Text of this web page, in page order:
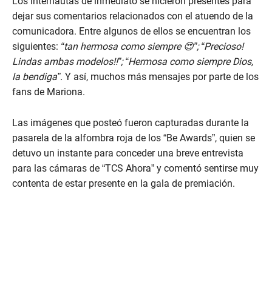
dejar sus comentarios relacionados con el atuendo de la
comunicadora. Entre algunos de ellos se encuentran los
siguientes: “tan hermosa como siempre 😍”; “Precioso!
Lindas ambas modelos!!”; “Hermosa como siempre Dios,
la bendiga”. Y así, muchos más mensajes por parte de los
fans de Mariona.
Las imágenes que posteó fueron capturadas durante la
pasarela de la alfombra roja de los “Be Awards”, quien se
detuvo un instante para conceder una breve entrevista
para las cámaras de “TCS Ahora” y comentó sentirse muy
contenta de estar presente en la gala de premiación.